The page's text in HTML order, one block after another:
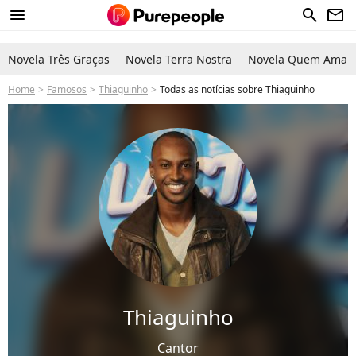
menu search newsletter
Novela Três Graças Novela Terra Nostra Novela Quem Ama
Home Famosos Thiaguinho Todas as notícias sobre Thiaguinho
Thiaguinho
Cantor